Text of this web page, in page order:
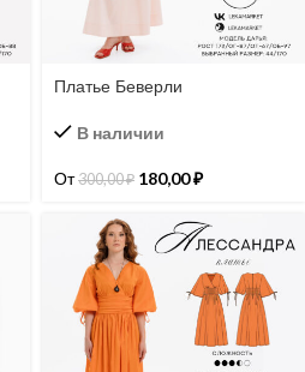
Платье Беверли
В наличии
От300,00₽ 180,00₽